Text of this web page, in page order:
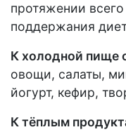
протяжении
поддержания
К холодной пище
овощи, салаты,
йогурт, кефир,
К тёплым